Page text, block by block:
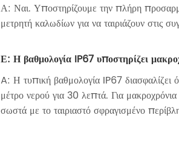
Α: Ναι. Υποστηρίζουμε την πλήρη
μετρητή καλωδίων για να ταιριάζουν στις
Ε: Η βαθμολογία IP67 υποστηρίζει
A: Η τυπική βαθμολογία IP67 διασφαλίζει
μέτρο νερού για 30 λεπτά. Για
σωστά με το ταιριαστό σφραγισμένο